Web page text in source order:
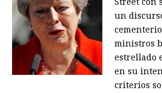
un
ministros
estrellado
en su
criterios